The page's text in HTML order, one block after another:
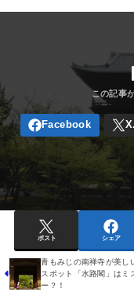
ポスト シェア
青もみじの南禅寺が美し
スポット「水路閣」はミ
ー？！